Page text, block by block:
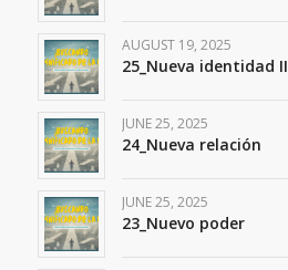
AUGUST 19, 2025
25_Nueva identidad II
JUNE 25, 2025
24_Nueva relación
JUNE 25, 2025
23_Nuevo poder